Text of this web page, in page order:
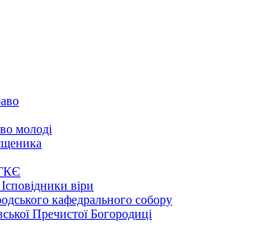
молоді
віри
кафедрального собору
Пречистої Богородиці